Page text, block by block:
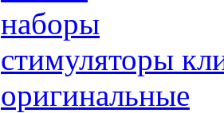
наборы
стимуляторы
оригинальные